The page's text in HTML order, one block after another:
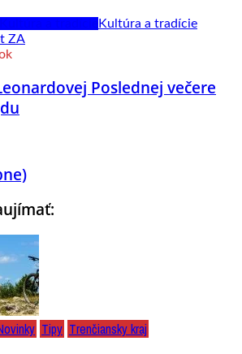
Kultúra a tradície
ZA
Poslednej večere
Tipy Trenčiansky kraj